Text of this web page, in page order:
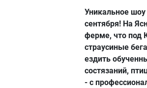
Уникальное
сентября! На
ферме, что под
страусиные
ездить
состязаний,
- с